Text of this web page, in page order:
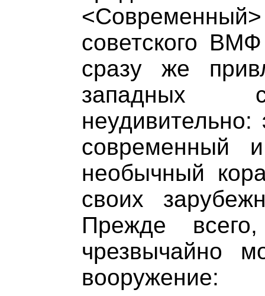
советского
сразу же
западных
современный
необычный
своих
Прежде
чрезвычайно